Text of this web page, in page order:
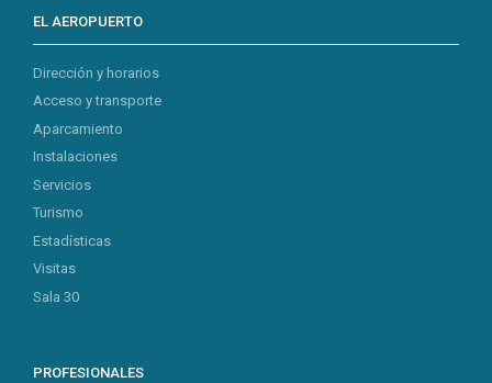
EL AEROPUERTO
Dirección y horarios
Acceso y transporte
Aparcamiento
Instalaciones
Servicios
Turismo
Estadísticas
Visitas
Sala 30
PROFESIONALES